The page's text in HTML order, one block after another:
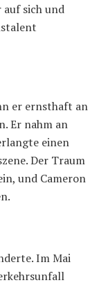
auf sich und
er ernsthaft an
Er nahm an
einen
Der Traum
und Cameron
Im Mai